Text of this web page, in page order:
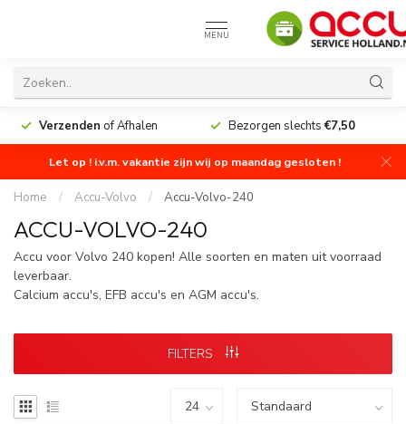
MENU
Verzenden of Afhalen Bezorgen slechts€7,50
Let op ! i.v.m. vakantie zijn wij op maandag gesloten !
Home / Accu-Volvo / Accu-Volvo-240
ACCU-VOLVO-240
Accu voor Volvo 240 kopen! Alle soorten en maten uit voorraad
leverbaar.
Calcium accu's, EFB accu's en AGM accu's.
FILTERS